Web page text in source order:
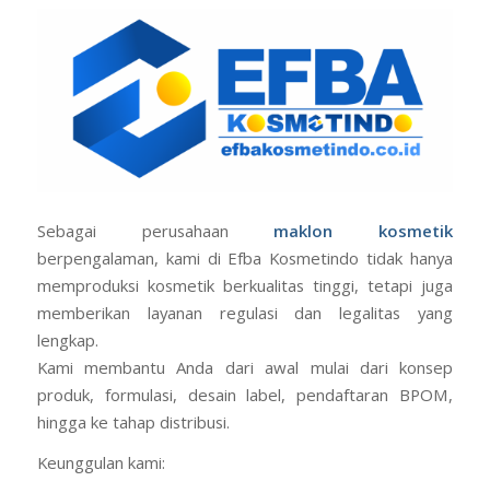
Sebagai perusahaan maklon kosmetik
berpengalaman, kami di Efba Kosmetindo tidak hanya
memproduksi kosmetik berkualitas tinggi, tetapi juga
memberikan layanan regulasi dan legalitas yang
lengkap.
Kami membantu Anda dari awal mulai dari konsep
produk, formulasi, desain label, pendaftaran BPOM,
hingga ke tahap distribusi.
Keunggulan kami: